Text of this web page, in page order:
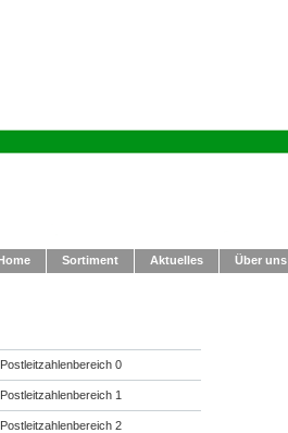
Sortiment Aktuelles Über uns
Postleitzahlenbereich 0
Postleitzahlenbereich 1
Postleitzahlenbereich 2